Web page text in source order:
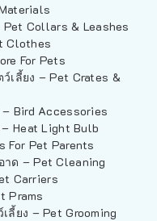
Collars & Leashes
Clothes
For Pets
เลี้ยง – Pet Crates &
Bird Accessories
Heat Light Bulb
For Pet Parents
ด – Pet Cleaning
Carriers
Prams
ยง – Pet Grooming